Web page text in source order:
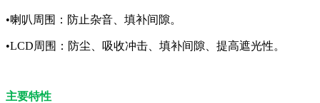
•喇叭周围：防止杂音、填补间隙。
•LCD周围：防尘、吸收冲击、填补间隙、提高遮光性。
主要特性